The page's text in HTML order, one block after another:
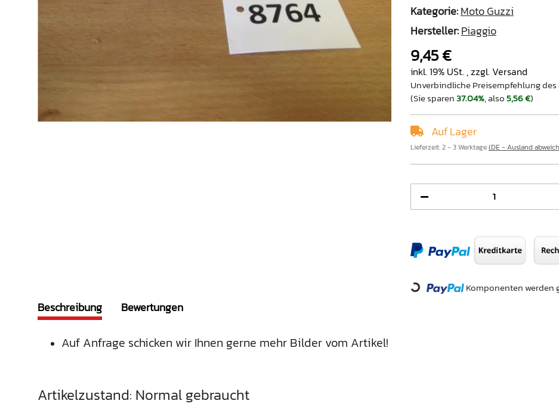
Kategorie:Moto Guzzi
Hersteller:Piaggio
9,45 €
inkl. 19% USt. , zzgl. Versand
Unverbindliche Preisempfehlung des
(Sie sparen37.04%, also5,56 €)
Auf Lager
Lieferzeit:2 - 3 Werktage(DE - Ausland
Loading... Komponenten werden
Beschreibung Bewertungen
Auf Anfrage schicken wir Ihnen gerne mehr Bilder vom Artikel!
Artikelzustand: Normal gebraucht